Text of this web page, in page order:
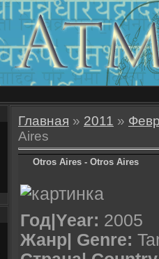
Главная » 2011 »
Aires
Otros Aires - Otros Aires
Год|Year: 2005
Жанр| Genre: